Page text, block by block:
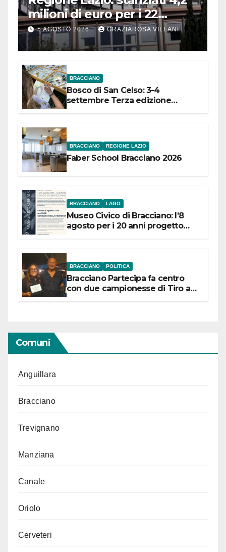
milioni di euro per i 22
Comuni dell’Etruria
Meridionale
5 AGOSTO 2026 GRAZIAROSA VILLANI
BRACCIANO
Bosco di San Celso: 3-4
settembre Terza edizione
BRACCIANO REGIONE LAZIO
Faber School Bracciano 2026
BRACCIANO LAGO
Museo Civico di Bracciano: l’8
agosto per i 20 anni progetto
BRACCIANO POLITICA
Bracciano Partecipa fa centro
con due campionesse di Tiro a
Comuni
Anguillara
Bracciano
Trevignano
Manziana
Canale
Oriolo
Cerveteri